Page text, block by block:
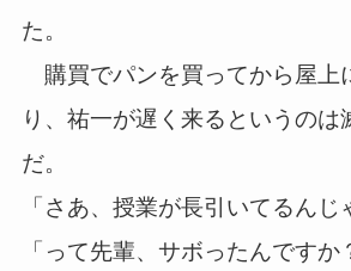
た。
購買でパンを買ってから屋上
り、祐一が遅く来るというのは
だ。
「さあ、授業が長引いてるんじ
「って先輩、サボったんですか